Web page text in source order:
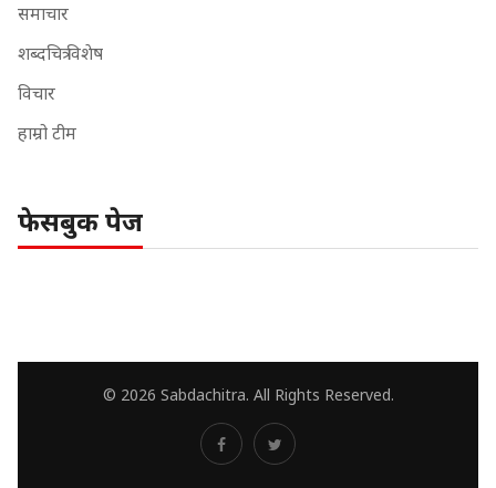
समाचार
शब्दचित्र विशेष
विचार
हाम्रो टीम
फेसबुक पेज
© 2026 Sabdachitra. All Rights Reserved.